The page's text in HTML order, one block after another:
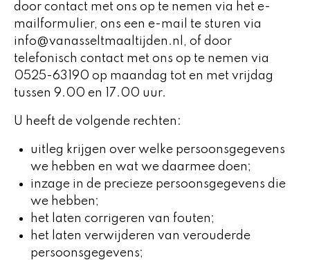
door contact met ons op te nemen via het e-
mailformulier, ons een e-mail te sturen via
info@vanasseltmaaltijden.nl, of door
telefonisch contact met ons op te nemen via
0525-63190 op maandag tot en met vrijdag
tussen 9.00 en 17.00 uur.
U heeft de volgende rechten:
uitleg krijgen over welke persoonsgegevens
we hebben en wat we daarmee doen;
inzage in de precieze persoonsgegevens die
we hebben;
het laten corrigeren van fouten;
het laten verwijderen van verouderde
persoonsgegevens;